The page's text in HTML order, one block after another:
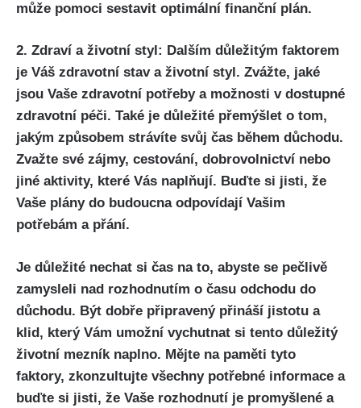
může pomoci sestavit optimální finanční plán.
2. Zdraví a životní styl: Dalším důležitým faktorem
je Váš zdravotní stav a životní styl. Zvážte, jaké
jsou Vaše zdravotní potřeby a možnosti v dostupné
zdravotní péči. Také je důležité přemýšlet o tom,
jakým způsobem strávíte svůj čas během důchodu.
Zvažte své zájmy, cestování, dobrovolnictví nebo
jiné aktivity, které Vás naplňují. Buďte si jisti, že
Vaše plány do budoucna odpovídají Vašim
potřebám a přání.
Je důležité nechat si čas na to, abyste se pečlivě
zamysleli nad rozhodnutím o času odchodu do
důchodu. Být dobře připravený přináší jistotu a
klid, který Vám umožní vychutnat si tento důležitý
životní mezník naplno. Mějte na paměti tyto
faktory, zkonzultujte všechny potřebné informace a
buďte si jisti, že Vaše rozhodnutí je promyšlené a